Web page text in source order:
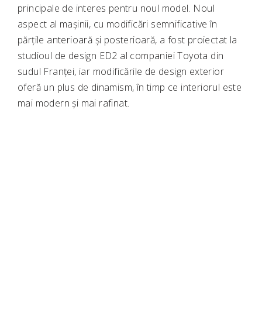
principale de interes pentru noul model. Noul
aspect al mașinii, cu modificări semnificative în
părțile anterioară și posterioară, a fost proiectat la
studioul de design ED2 al companiei Toyota din
sudul Franței, iar modificările de design exterior
oferă un plus de dinamism, în timp ce interiorul este
mai modern și mai rafinat.